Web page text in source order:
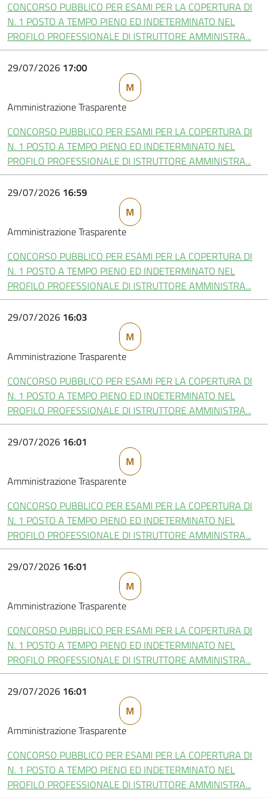
CONCORSO PUBBLICO PER ESAMI PER LA COPERTURA DI
N. 1 POSTO A TEMPO PIENO ED INDETERMINATO NEL
PROFILO PROFESSIONALE DI ISTRUTTORE AMMINISTRA...
29/07/2026 17:00
M
Amministrazione Trasparente
CONCORSO PUBBLICO PER ESAMI PER LA COPERTURA DI
N. 1 POSTO A TEMPO PIENO ED INDETERMINATO NEL
PROFILO PROFESSIONALE DI ISTRUTTORE AMMINISTRA...
29/07/2026 16:59
M
Amministrazione Trasparente
CONCORSO PUBBLICO PER ESAMI PER LA COPERTURA DI
N. 1 POSTO A TEMPO PIENO ED INDETERMINATO NEL
PROFILO PROFESSIONALE DI ISTRUTTORE AMMINISTRA...
29/07/2026 16:03
M
Amministrazione Trasparente
CONCORSO PUBBLICO PER ESAMI PER LA COPERTURA DI
N. 1 POSTO A TEMPO PIENO ED INDETERMINATO NEL
PROFILO PROFESSIONALE DI ISTRUTTORE AMMINISTRA...
29/07/2026 16:01
M
Amministrazione Trasparente
CONCORSO PUBBLICO PER ESAMI PER LA COPERTURA DI
N. 1 POSTO A TEMPO PIENO ED INDETERMINATO NEL
PROFILO PROFESSIONALE DI ISTRUTTORE AMMINISTRA...
29/07/2026 16:01
M
Amministrazione Trasparente
CONCORSO PUBBLICO PER ESAMI PER LA COPERTURA DI
N. 1 POSTO A TEMPO PIENO ED INDETERMINATO NEL
PROFILO PROFESSIONALE DI ISTRUTTORE AMMINISTRA...
29/07/2026 16:01
M
Amministrazione Trasparente
CONCORSO PUBBLICO PER ESAMI PER LA COPERTURA DI
N. 1 POSTO A TEMPO PIENO ED INDETERMINATO NEL
PROFILO PROFESSIONALE DI ISTRUTTORE AMMINISTRA...